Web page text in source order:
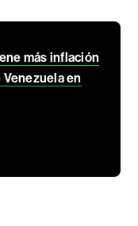
más inflación
en